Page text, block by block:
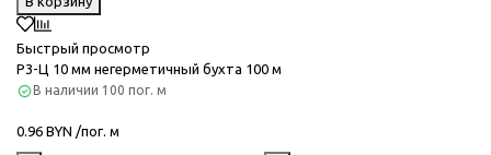
Быстрый просмотр
Р3-Ц 10 мм негерметичный бухта 100 м
В наличии 100 пог. м
0.96 BYN /пог. м